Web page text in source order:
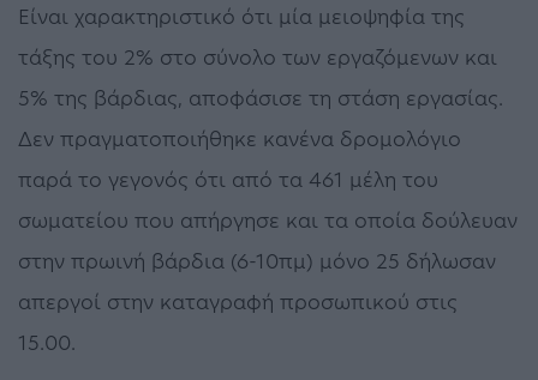
Είναι χαρακτηριστικό ότι μία μειοψηφία της
τάξης του 2% στο σύνολο των εργαζόμενων και
5% της βάρδιας, αποφάσισε τη στάση εργασίας.
Δεν πραγματοποιήθηκε κανένα δρομολόγιο
παρά το γεγονός ότι από τα 461 μέλη του
σωματείου που απήργησε και τα οποία δούλευαν
στην πρωινή βάρδια (6-10πμ) μόνο 25 δήλωσαν
απεργοί στην καταγραφή προσωπικού στις
15.00.